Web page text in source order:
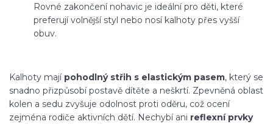
Rovné zakončení nohavic je ideální pro děti, které
preferují volnější styl nebo nosí kalhoty přes vyšší
obuv.
Kalhoty mají pohodlný střih s elastickým pasem, který se
snadno přizpůsobí postavě dítěte a neškrtí. Zpevněná oblast
kolen a sedu zvyšuje odolnost proti oděru, což ocení
zejména rodiče aktivních dětí. Nechybí ani reflexní prvky